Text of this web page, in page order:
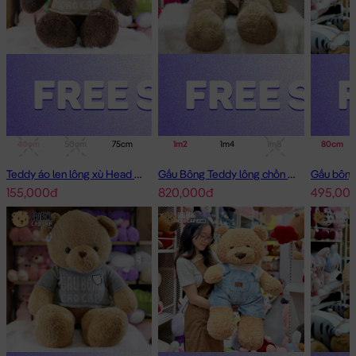
75cm 1m 1m4
Teddy áo len lông xù Head and Tales
155,000đ
1m2 1m4
Gấu Bông Teddy lông chồn cao cấp
820,000đ
80cm